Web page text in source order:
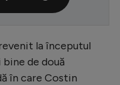
la începutul
de două
în care Costin